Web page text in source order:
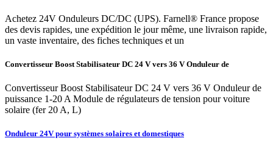
Achetez 24V Onduleurs DC/DC (UPS). Farnell® France propose
des devis rapides, une expédition le jour même, une livraison rapide,
un vaste inventaire, des fiches techniques et un
Convertisseur Boost Stabilisateur DC 24 V vers 36 V Onduleur de
Convertisseur Boost Stabilisateur DC 24 V vers 36 V Onduleur de
puissance 1-20 A Module de régulateurs de tension pour voiture
solaire (fer 20 A, L)
Onduleur 24V pour systèmes solaires et domestiques